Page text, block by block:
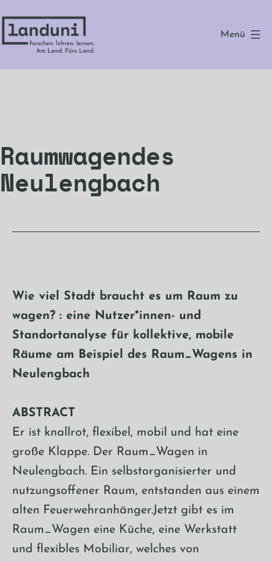
Inhalt
springen
Menü
Raumwagendes
Neulengbach
Wie viel Stadt braucht es um Raum zu
wagen? : eine Nutzer*innen- und
Standortanalyse für kollektive, mobile
Räume am Beispiel des Raum_Wagens in
Neulengbach
ABSTRACT
Er ist knallrot, flexibel, mobil und hat eine
große Klappe. Der Raum_Wagen in
Neulengbach. Ein selbstorganisierter und
nutzungsoffener Raum, entstanden aus einem
alten Feuerwehranhänger.Jetzt gibt es im
Raum_Wagen eine Küche, eine Werkstatt
und flexibles Mobiliar, welches von